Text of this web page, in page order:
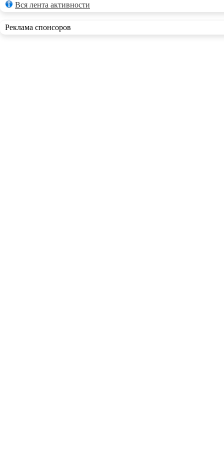
Вся лента активности
Реклама спонсоров